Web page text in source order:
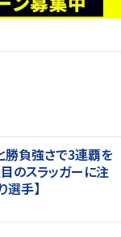
負強さで3連覇を
のスラッガーに注
選手】